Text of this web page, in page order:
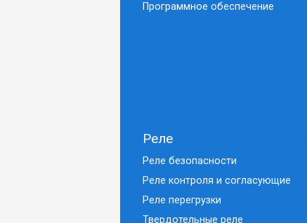
Программное обеспечение
Реле
Реле безопасности
Реле контроля и согласующие
Реле перегрузки
Твердотельные реле